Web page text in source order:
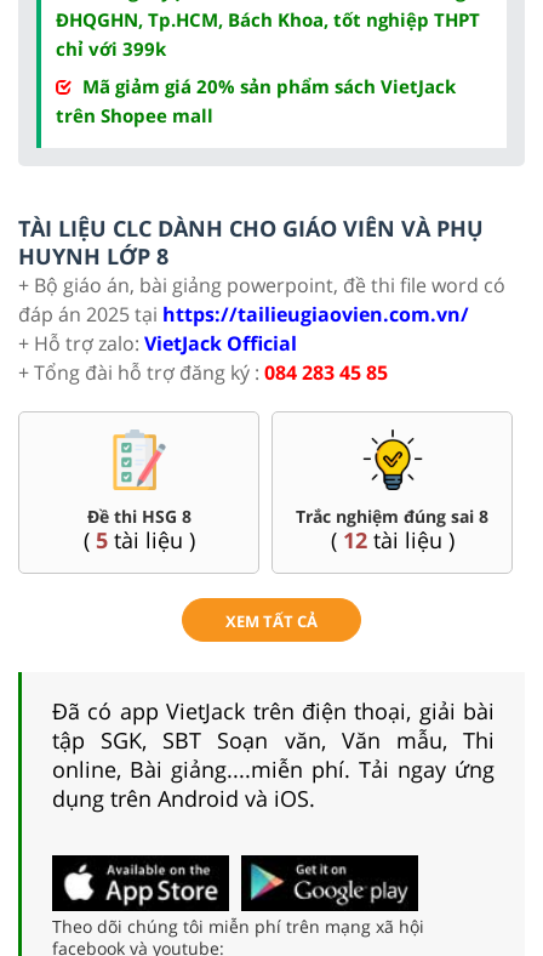
ĐHQGHN, Tp.HCM, Bách Khoa, tốt nghiệp THPT
chỉ với 399k
Mã giảm giá 20% sản phẩm sách VietJack
trên Shopee mall
TÀI LIỆU CLC DÀNH CHO GIÁO VIÊN VÀ PHỤ
HUYNH LỚP 8
+ Bộ giáo án, bài giảng powerpoint, đề thi file word có
đáp án 2025 tại https://tailieugiaovien.com.vn/
+ Hỗ trợ zalo: VietJack Official
+ Tổng đài hỗ trợ đăng ký : 084 283 45 85
Đề thi HSG 8
( 5tài liệu )
Trắc nghiệm đúng sai 8
( 12tài liệu )
XEM TẤT CẢ
Đã có app VietJack trên điện thoại, giải bài
tập SGK, SBT Soạn văn, Văn mẫu, Thi
online, Bài giảng....miễn phí. Tải ngay ứng
dụng trên Android và iOS.
Theo dõi chúng tôi miễn phí trên mạng xã hội
facebook và youtube: